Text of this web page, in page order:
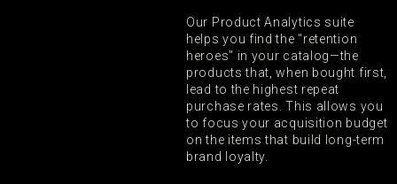
Our Product Analytics suite
helps you find the "retention
heroes" in your catalog—the
products that, when bought first,
lead to the highest repeat
purchase rates. This allows you
to focus your acquisition budget
on the items that build long-term
brand loyalty.